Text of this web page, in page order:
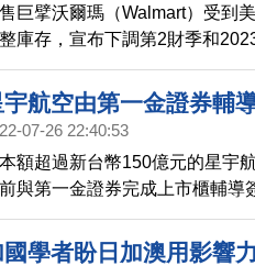
巨擘沃爾瑪（Walmart）受到
庫存，宣布下調第2財季和
10%，每股最低來到118.77
價也紛紛下挫，第二大零售巨
和梅西百貨跌近4%、好市多跌
航空由第一金證券輔
07-26 22:40:53
額超過新台幣150億元的星宇
與第一金證券完成上市櫃輔
宇登錄興櫃交易，屆時將成為
國學者盼日加澳用影響